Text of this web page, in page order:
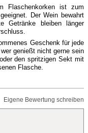
Flaschenkorken ist zum
Der Wein bewahrt
Getränke bleiben länger
Geschenk für jede
genießt nicht gerne sein
den spritzigen Sekt mit
Flasche.
Eigene Bewertung schreiben